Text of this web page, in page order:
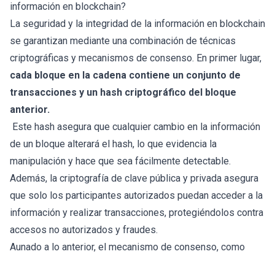
información en blockchain?
La seguridad y la integridad de la información en blockchain
se garantizan mediante una combinación de técnicas
criptográficas y mecanismos de consenso. En primer lugar,
cada bloque en la cadena contiene un conjunto de
transacciones y un hash criptográfico del bloque
anterior.
Este hash asegura que cualquier cambio en la información
de un bloque alterará el hash, lo que evidencia la
manipulación y hace que sea fácilmente detectable.
Además, la criptografía de clave pública y privada asegura
que solo los participantes autorizados puedan acceder a la
información y realizar transacciones, protegiéndolos contra
accesos no autorizados y fraudes.
Aunado a lo anterior, el mecanismo de consenso, como